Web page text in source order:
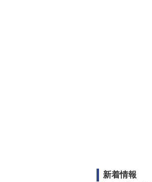
新着情報